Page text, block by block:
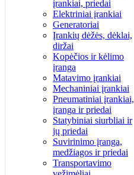
įrankiai, priedai
Elektriniai įrankiai
Generatoriai
Įrankių dėžės, dėklai,
diržai
Kopėčios ir kėlimo
įranga
Matavimo įrankiai
Mechaniniai įrankiai
Pneumatiniai įrankiai,
įranga ir priedai
Statybiniai siurbliai ir
jų priedai
Suvirinimo įranga,
medžiagos ir priedai
Transportavimo